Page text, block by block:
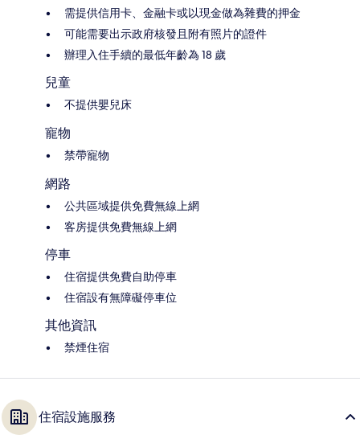
需提供信用卡、金融卡或以現金做為雜費的押金
可能需要出示政府核發且附有照片的證件
辦理入住手續的最低年齡為 18 歲
兒童
不提供嬰兒床
寵物
禁帶寵物
網路
公共區域提供免費無線上網
客房提供免費無線上網
停車
住宿提供免費自助停車
住宿設有無障礙停車位
其他資訊
禁煙住宿
住宿設施服務